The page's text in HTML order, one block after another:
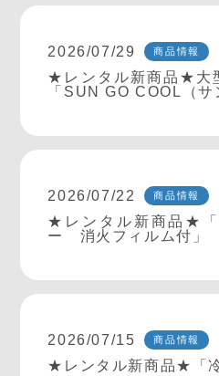
2026/07/29 商品情報
★レンタル新商品★大
「SUN GO COOL（サ
2026/07/22 商品情報
★レンタル新商品★「
ー 消火フィルム付」
2026/07/15 商品情報
★レンタル新商品★「